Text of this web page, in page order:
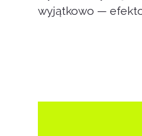
wyjątkowo —